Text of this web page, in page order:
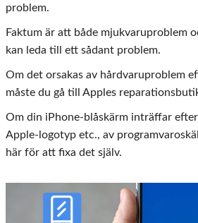
problem.
Faktum är att både mjukvaruproblem
kan leda till ett sådant problem.
Om det orsakas av hårdvaruproblem
måste du gå till Apples
Om din iPhone-blåskärm inträffar
Apple-logotyp etc., av
här för att fixa det själv.